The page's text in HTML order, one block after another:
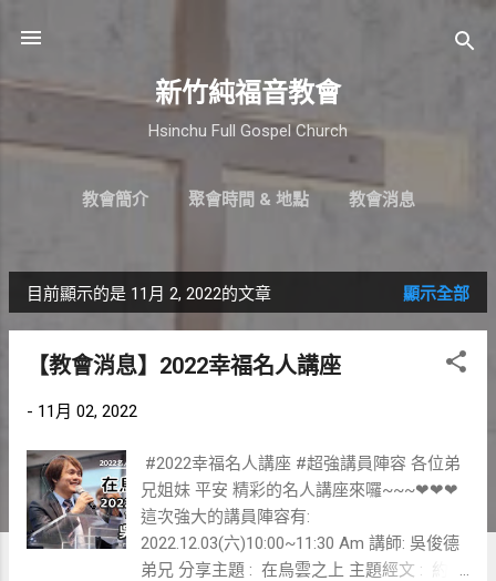
新竹純福音教會
Hsinchu Full Gospel Church
教會簡介 聚會時間 & 地點 教會消息
小組介紹
發
章
目前顯示的是 11月 2, 2022的文章 顯示全部
【教會消息】2022幸福名人講座
- 11月 02, 2022
#2022幸福名人講座 #超強講員陣容 各位弟
兄姐妹 平安 精彩的名人講座來囉~~~❤❤❤
這次強大的講員陣容有:
2022.12.03(六)10:00~11:30 Am 講師: 吳俊德
弟兄 分享主題 : 在烏雲之上 主題經文 : 約